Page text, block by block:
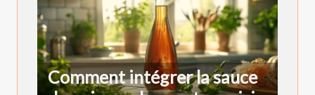
Comment intégrer la sauce